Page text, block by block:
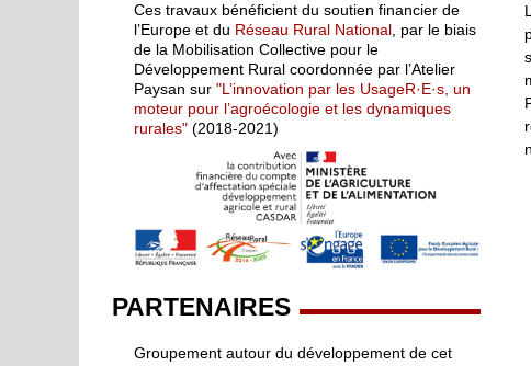
Ces travaux bénéficient du soutien financier de
l’Europe et du Réseau Rural National, par le biais
de la Mobilisation Collective pour le
Développement Rural coordonnée par l’Atelier
Paysan sur "L’innovation par les UsageR·E·s, un
moteur pour l’agroécologie et les dynamiques
rurales" (2018-2021)
PARTENAIRES
Groupement autour du développement de cet